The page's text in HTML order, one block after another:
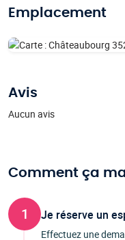
Emplacement
Avis
Aucun avis
Comment ça
1 Je réserve un
Effectuez une